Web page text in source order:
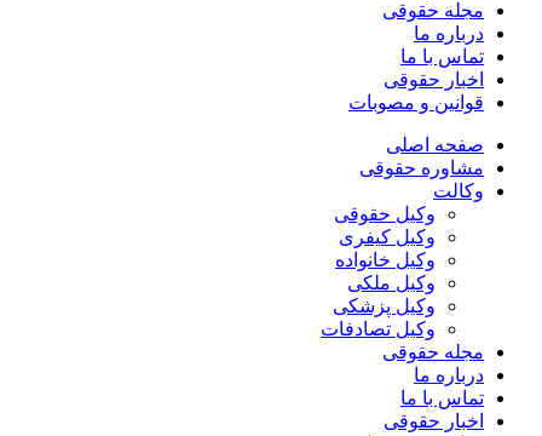
مجله حقوقی
درباره ما
تماس با ما
اخبار حقوقی
قوانین و مصوبات
صفحه اصلی
مشاوره حقوقی
وکالت
وکیل حقوقی
وکیل کیفری
وکیل خانواده
وکیل ملکی
وکیل پزشکی
وکیل تصادفات
مجله حقوقی
درباره ما
تماس با ما
اخبار حقوقی